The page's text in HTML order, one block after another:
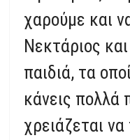
χαρούμε και
Νεκτάριος
παιδιά, τα
κάνεις πολλά
χρειάζεται να